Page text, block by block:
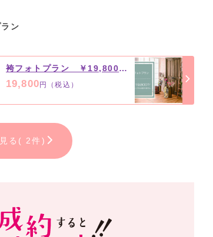
ン
袴フォトプラン ￥19,800（税込）
19,800 円（税込）
る( 2件)